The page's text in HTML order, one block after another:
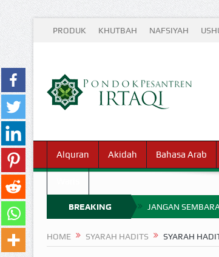
PRODUK KHUTBAH NAFSIYAH
Alquran Akidah Bahasa Arab
BREAKING
NEWS
JANGAN
HOME SYARAH HADITS SYARAH